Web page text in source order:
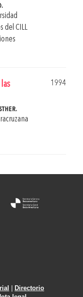
del CILL
1994
Directorio